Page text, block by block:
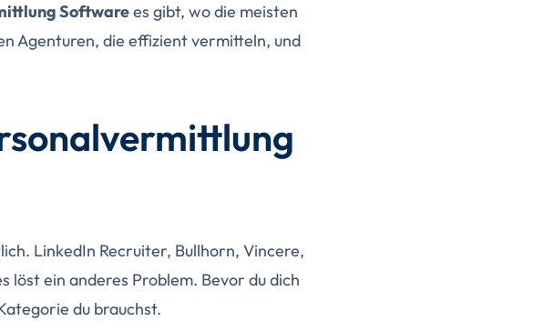
Softwarees gibt, wo die meisten
Agenturen, die effizient vermitteln, und
LinkedIn Recruiter, Bullhorn, Vincere,
löst ein anderes Problem. Bevor du dich
du brauchst.